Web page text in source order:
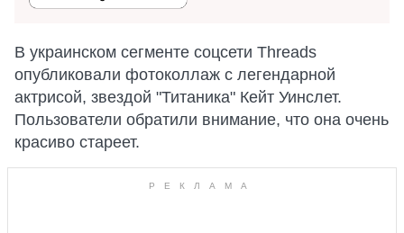
В украинском сегменте соцсети Threads
опубликовали фотоколлаж с легендарной
актрисой, звездой "Титаника" Кейт Уинслет.
Пользователи обратили внимание, что она очень
красиво стареет.